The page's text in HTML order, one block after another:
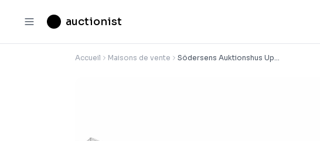
auctionist
Accueil Maisons de vente Södersens Auktionshus Uppsala